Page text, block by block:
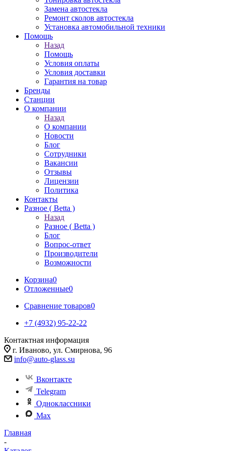
Замена автостекла
Ремонт сколов автостекла
Установка автомобильной техники
Помощь
Назад
Помощь
Условия оплаты
Условия доставки
Гарантия на товар
Бренды
Станции
О компании
Назад
О компании
Новости
Блог
Сотрудники
Вакансии
Отзывы
Лицензии
Политика
Контакты
Разное ( Betta )
Назад
Разное ( Betta )
Блог
Вопрос-ответ
Производители
Возможности
Корзина0
Отложенные0
Сравнение товаров0
+7 (4932) 95-22-22
Контактная информация
г. Иваново, ул. Смирнова, 96
info@auto-glass.su
Вконтакте
Telegram
Одноклассники
Max
Главная
-